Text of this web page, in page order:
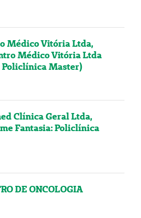
Médico Vitória Ltda,
Médico Vitória Ltda
Policlínica Master)
Clínica Geral Ltda,
Fantasia: Policlínica
DE ONCOLOGIA